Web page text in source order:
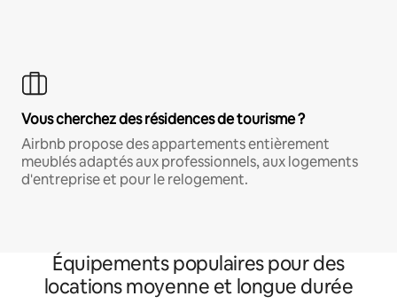
Vous cherchez des résidences de tourisme ?
Airbnb propose des appartements entièrement
meublés adaptés aux professionnels, aux logements
d'entreprise et pour le relogement.
Équipements populaires pour des
locations moyenne et longue durée